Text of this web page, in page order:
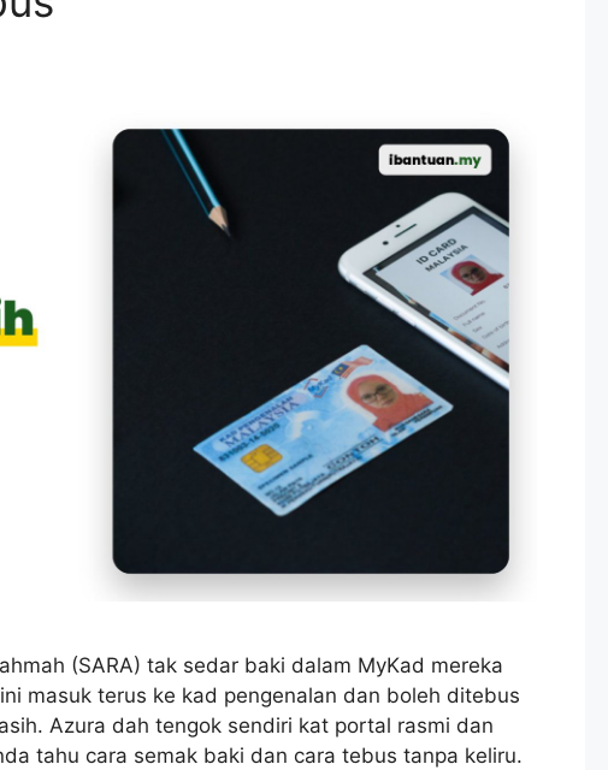
(SARA) tak sedar baki dalam MyKad mereka
masuk terus ke kad pengenalan dan boleh ditebus
Azura dah tengok sendiri kat portal rasmi dan
tahu cara semak baki dan cara tebus tanpa keliru.